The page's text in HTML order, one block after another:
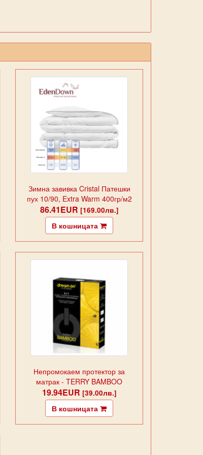
Зимна завивка Cristal Патешки
пух 10/90, Extra Warm 400гр/м2
86.41EUR [169.00лв.]
В кошницата
Непромокаем протектор за
матрак - TERRY BAMBOO
19.94EUR [39.00лв.]
В кошницата